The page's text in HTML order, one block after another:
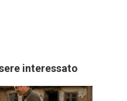
interessato